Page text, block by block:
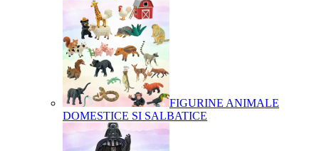
FIGURINE ANIMALE
DOMESTICE SI SALBATICE